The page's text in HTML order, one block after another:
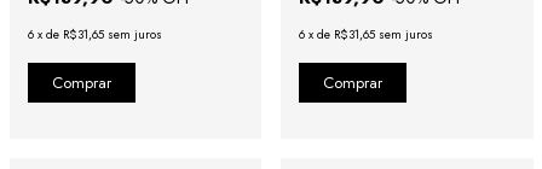
6 x de R$31,65 sem juros 6 x de R$31,65 sem juros